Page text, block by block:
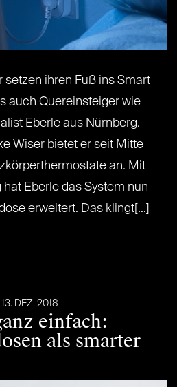
setzen ihren Fuß ins Smart
auch Quereinsteiger wie
Eberle aus Nürnberg.
Wiser bietet er seit Mitte
an. Mit
Eberle das System nun
erweitert. Das klingt[...]
13. DEZ. 2018
einfach:
als smarter